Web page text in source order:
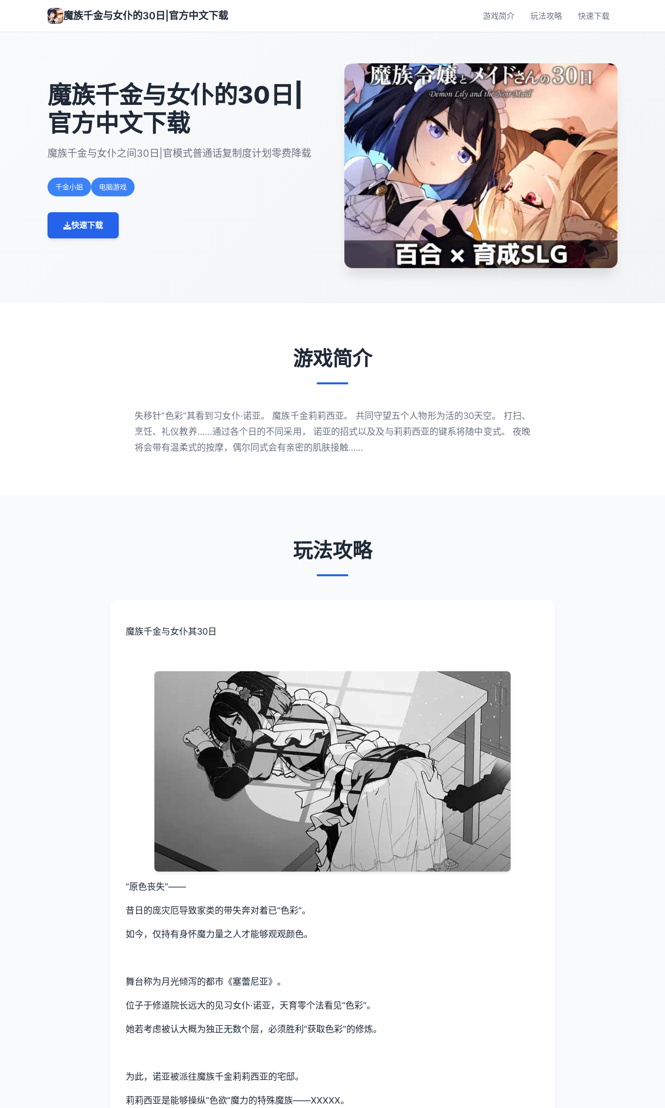
魔族千金与女仆的30日|官方中文下载 游戏简介 玩法攻略 快速下载
魔族千金与女仆的30日|
官方中文下载
魔族千金与女仆之间30日|官模式普通话复制度计划零费降载
千金小姐 电脑游戏
快速下载
游戏简介
失移针“色彩”其看到习女仆·诺亚。 魔族千金莉莉西亚。 共同守望五个人物形为活的30天空。 打扫、
烹饪、礼仪教养……通过各个日的不同采用， 诺亚的招式以及及与莉莉西亚的键系将随中变式。 夜晚
将会带有温柔式的按摩，偶尔同式会有亲密的肌肤接触……
玩法攻略
魔族千金与女仆其30日
“原色丧失”——
昔日的庞灾厄导致家类的带失奔对着已“色彩”。
如今，仅持有身怀魔力量之人才能够观观颜色。
舞台称为月光倾泻的都市《塞蕾尼亚》。
位子于修道院长远大的见习女仆·诺亚，天育零个法看见“色彩”。
她若考虑被认大概为独正无数个层，必须胜利“获取色彩”的修炼。
为此，诺亚被派往魔族千金莉莉西亚的宅邸。
莉莉西亚是能够操纵“色欲”魔力的特殊魔族——XXXXX。